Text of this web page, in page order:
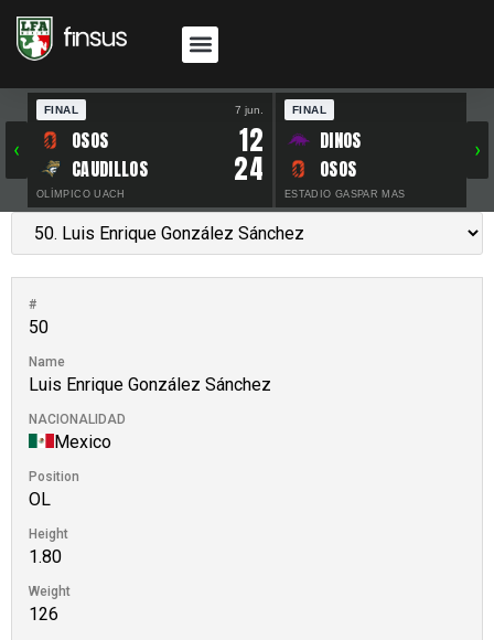
‹
FINAL 7 jun.
OSOS 12
CAUDILLOS 24
OLÍMPICO UACH
FINAL
DINOS
OSOS
ESTADIO GASPAR MAS
›
#
50
Name
Luis Enrique González Sánchez
NACIONALIDAD
Mexico
Position
OL
Height
1.80
Weight
126